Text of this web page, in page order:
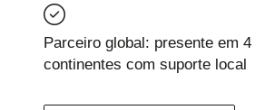
Parceiro global: presente em 4
continentes com suporte local